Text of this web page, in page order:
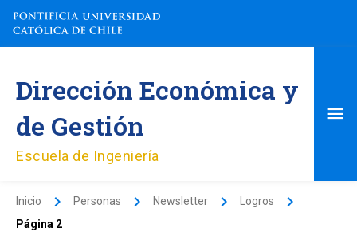
contenido
Dirección Económica y
de Gestión
Escuela de Ingeniería
Inicio Personas Newsletter
Logros
Página 2